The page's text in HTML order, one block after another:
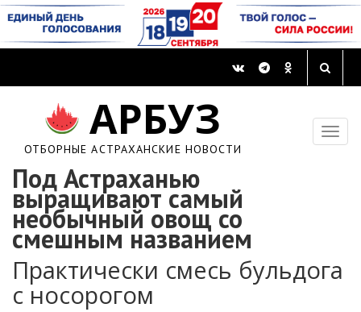
АРБУЗ
ОТБОРНЫЕ АСТРАХАНСКИЕ НОВОСТИ
Под Астраханью
выращивают самый
необычный овощ со
смешным названием
Практически смесь бульдога
с носорогом